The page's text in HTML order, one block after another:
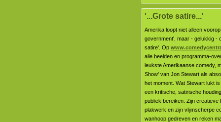
'...Grote satire...'
Amerika loopt niet alleen
government', maar - gelukkig -
satire'. Op
alle beelden en programma-
leukste Amerikaanse comedy,
Show' van Jon Stewart als
het moment. Wat Stewart lukt
een kritische, satirische
publiek bereiken. Zijn creatieve
plakwerk en zijn vlijmscherpe
wanhoop gedreven en reken